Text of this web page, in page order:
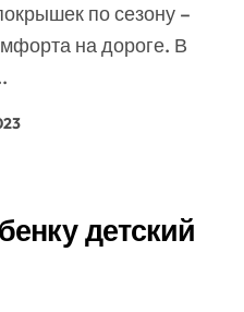
на дороге. В
детский